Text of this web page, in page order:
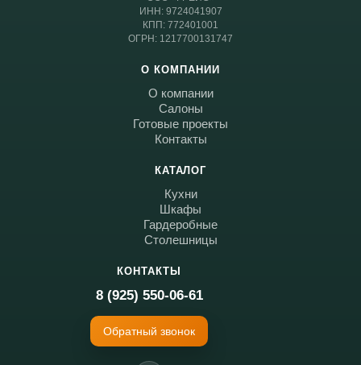
ИНН: 9724041907
КПП: 772401001
ОГРН: 1217700131747
О КОМПАНИИ
О компании
Салоны
Готовые проекты
Контакты
КАТАЛОГ
Кухни
Шкафы
Гардеробные
Столешницы
КОНТАКТЫ
8 (925) 550-06-61
Обратный звонок
Ответим в Telegram
MAX
Ответим в MAX